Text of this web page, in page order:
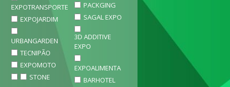
EXPOTRANSPORTE
EXPOJARDIM
URBANGARDEN
TECNIPÃO
EXPOMOTO
STONE
PACKGING
SAGAL EXPO
3D ADDITIVE
EXPO
EXPOALIMENTA
BARHOTEL